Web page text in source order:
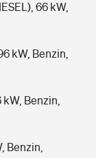
66 kW,
kW, Benzin,
Benzin,
Benzin,